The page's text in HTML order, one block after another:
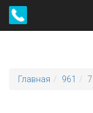
Главная 961